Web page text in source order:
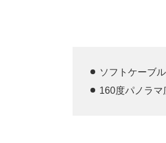
ソフトケーブ
160度パノラマ